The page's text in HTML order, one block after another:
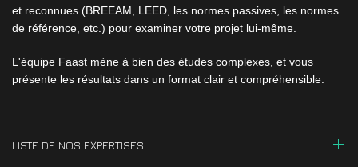
et reconnues (BREEAM, LEED, les normes passives, les normes
de référence, etc.) pour examiner votre projet lui-même.
L'équipe Faast mène à bien des études complexes, et vous
présente les résultats dans un format clair et compréhensible.
LISTE DE NOS EXPERTISES